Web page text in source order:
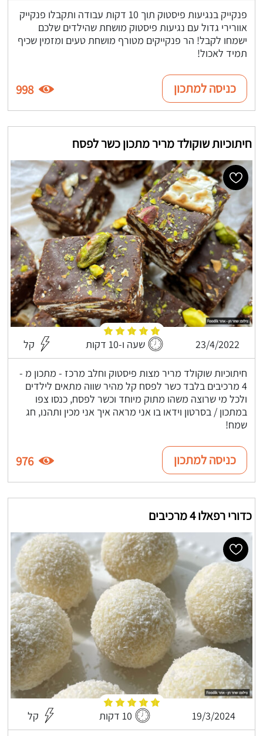
פנקייק בנגיעות פיסטוק תוך 10 דקות עבודה ותקבלו פנקייק
אוורירי גדול עם נגיעות פיסטוק מושחת שהילדים שלכם
ישמחו לקבל! הר פנקייקים מטורף מושחת טעים ומזמין שכיף
תמיד לאכול!
כניסה למתכון 998
חיתוכיות שוקולד מריר מתכון כשר לפסח
23/4/2022 שעה ו-10 דקות קל
חיתוכיות שוקולד מריר מצות פיסטוק וחלב מרכז - מתכון מ -
4 מרכיבים בלבד כשר לפסח קל מהיר שווה מתאים לילדים
ולכל מי שרוצה משהו מתוק מיוחד וכשר לפסח, כנסו צפו
במתכון / בסרטון וידאו בו אני מראה איך אני מכין ותהנו, חג
שמח!
כניסה למתכון 976
כדורי רפאלו 4 מרכיבים
19/3/2024 10 דקות קל